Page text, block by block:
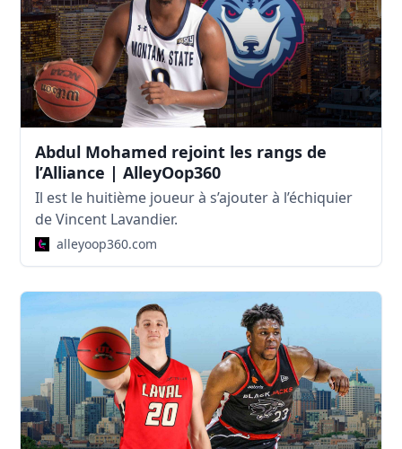
Abdul Mohamed rejoint les rangs de
l’Alliance | AlleyOop360
Il est le huitième joueur à s’ajouter à l’échiquier
de Vincent Lavandier.
alleyoop360.com